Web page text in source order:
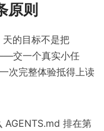
原则
天的目标不是把
交一个真实小任
次完整体验抵得上读
AGENTS.md 排在第